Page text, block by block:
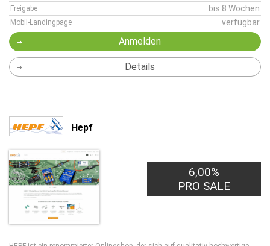
Freigabe bis 8 Wochen
Mobil-Landingpage verfügbar
Anmelden
Details
Hepf
6,00%
PRO SALE